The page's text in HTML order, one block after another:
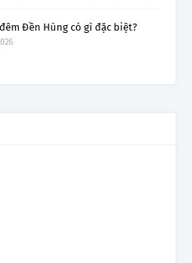
Đền Hùng có gì đặc biệt?